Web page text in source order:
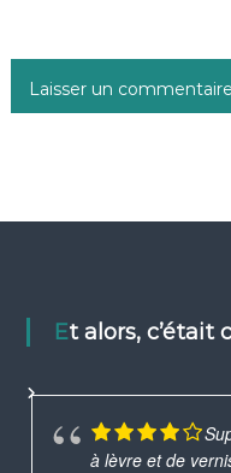
Et alors,
à lèvre et de